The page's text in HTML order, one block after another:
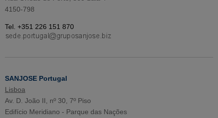
4150-798
Tel. +351 226 151 870
SANJOSE Portugal
Lisboa
Av. D. João II, nº 30, 7º Piso
Edifício Meridiano - Parque das Nações